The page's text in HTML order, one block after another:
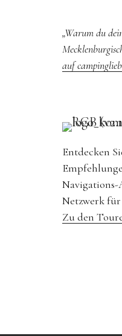
„Warum du
auf
Entdecken
Navigations-
Netzwerk
Zu den